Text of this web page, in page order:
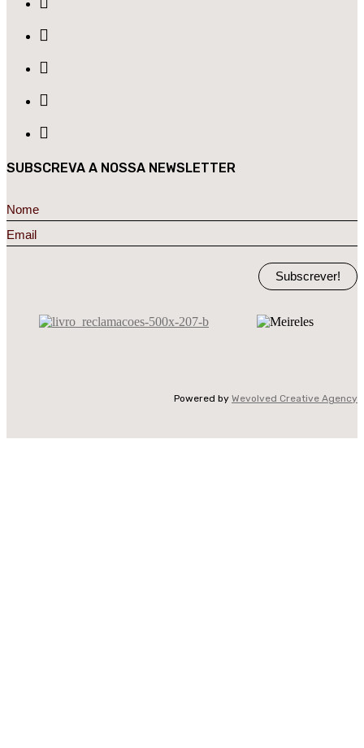
SUBSCREVA A NOSSA NEWSLETTER
Subscrever!
Powered by Wevolved Creative Agency